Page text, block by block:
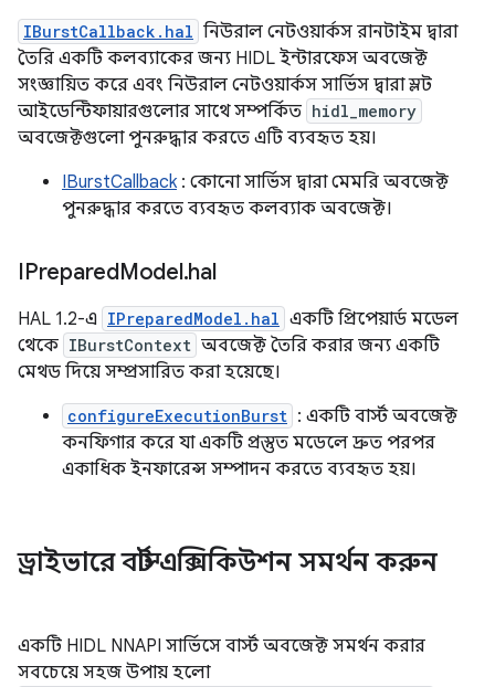
IBurstCallback.hal নিউরাল নেটওয়ার্কস রানটাইম দ্বারা
তৈরি একটি কলব্যাকের জন্য HIDL ইন্টারফেস অবজেক্ট
সংজ্ঞায়িত করে এবং নিউরাল নেটওয়ার্কস সার্ভিস দ্বারা স্লট
আইডেন্টিফায়ারগুলোর সাথে সম্পর্কিত hidl_memory
অবজেক্টগুলো পুনরুদ্ধার করতে এটি ব্যবহৃত হয়।
IBurstCallback: কোনো সার্ভিস দ্বারা মেমরি অবজেক্ট
পুনরুদ্ধার করতে ব্যবহৃত কলব্যাক অবজেক্ট।
IPreparedModel.hal
HAL 1.2-এ IPreparedModel.hal একটি প্রিপেয়ার্ড মডেল
থেকে IBurstContext অবজেক্ট তৈরি করার জন্য একটি
মেথড দিয়ে সম্প্রসারিত করা হয়েছে।
configureExecutionBurst : একটি বার্স্ট অবজেক্ট
কনফিগার করে যা একটি প্রস্তুত মডেলে দ্রুত পরপর
একাধিক ইনফারেন্স সম্পাদন করতে ব্যবহৃত হয়।
ড্রাইভারে বার্স্ট এক্সিকিউশন সমর্থন করুন
একটি HIDL NNAPI সার্ভিসে বার্স্ট অবজেক্ট সমর্থন করার
সবচেয়ে সহজ উপায় হলো